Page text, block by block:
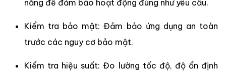
năng để đảm bảo hoạt động đúng như yêu cầu.
Kiểm tra bảo mật: Đảm bảo ứng dụng an toàn
trước các nguy cơ bảo mật.
Kiểm tra hiệu suất: Đo lường tốc độ, độ ổn định